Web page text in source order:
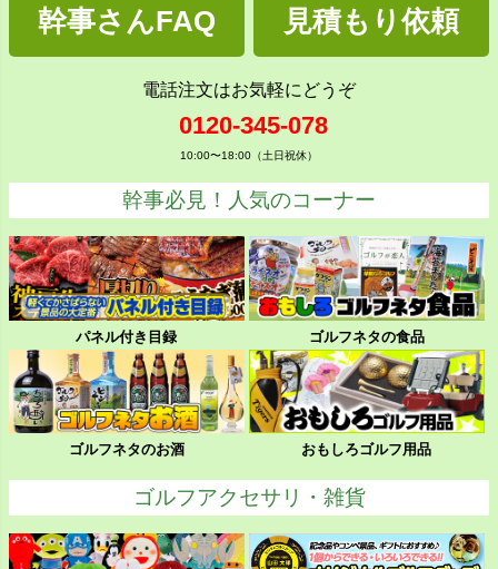
幹事さんFAQ 見積もり依頼
電話注文はお気軽にどうぞ
0120-345-078
10:00〜18:00（土日祝休）
幹事必見！人気のコーナー
パネル付き目録 ゴルフネタの食品
ゴルフネタのお酒 おもしろゴルフ用品
ゴルフアクセサリ・雑貨